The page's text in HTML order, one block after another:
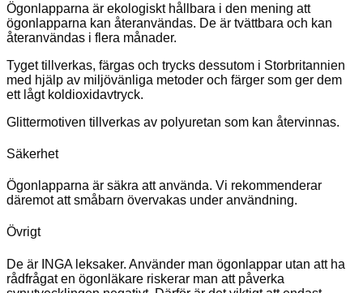
Ögonlapparna är ekologiskt hållbara i den mening att
ögonlapparna kan återanvändas. De är tvättbara och kan
återanvändas i flera månader.
Tyget tillverkas, färgas och trycks dessutom i Storbritannien
med hjälp av miljövänliga metoder och färger som ger dem
ett lågt koldioxidavtryck.
Glittermotiven tillverkas av polyuretan som kan återvinnas.
Säkerhet
Ögonlapparna är säkra att använda. Vi rekommenderar
däremot att småbarn övervakas under användning.
Övrigt
De är INGA leksaker. Använder man ögonlappar utan att ha
rådfrågat en ögonläkare riskerar man att påverka